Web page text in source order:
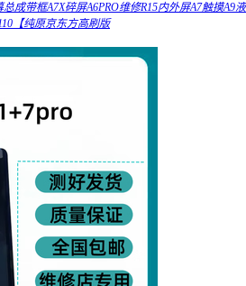
成带框A7X碎屏A6PRO维修R15内外屏A7触摸A9液
【纯原京东方高刷版